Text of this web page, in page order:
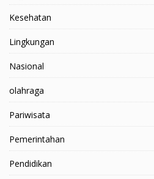
Kesehatan
Lingkungan
Nasional
olahraga
Pariwisata
Pemerintahan
Pendidikan